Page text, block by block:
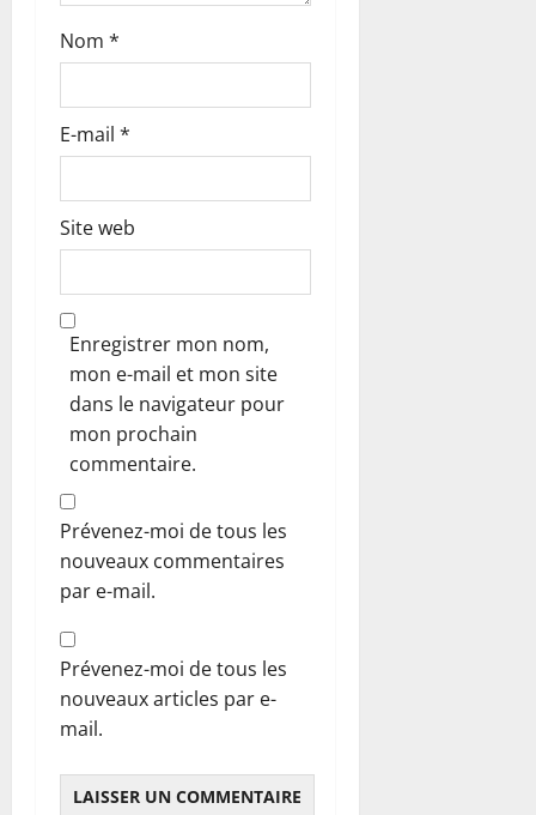
l
Nom *
E-mail *
Site web
Enregistrer mon nom,
mon e-mail et mon site
dans le navigateur pour
mon prochain
commentaire.
Prévenez-moi de tous les
nouveaux commentaires
par e-mail.
Prévenez-moi de tous les
nouveaux articles par e-
mail.